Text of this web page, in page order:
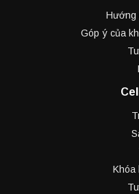
Hướng
Góp ý của
Khóa